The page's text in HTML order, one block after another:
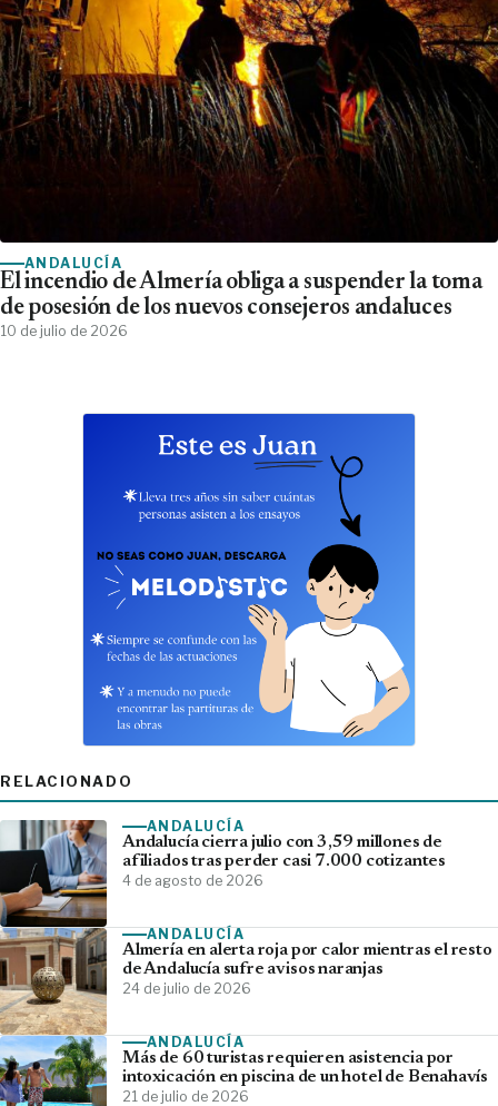
ANDALUCÍA
El incendio de Almería obliga a suspender la toma
de posesión de los nuevos consejeros andaluces
10 de julio de 2026
RELACIONADO
ANDALUCÍA
Andalucía cierra julio con 3,59 millones de
afiliados tras perder casi 7.000 cotizantes
4 de agosto de 2026
ANDALUCÍA
Almería en alerta roja por calor mientras el resto
de Andalucía sufre avisos naranjas
24 de julio de 2026
ANDALUCÍA
Más de 60 turistas requieren asistencia por
intoxicación en piscina de un hotel de Benahavís
21 de julio de 2026